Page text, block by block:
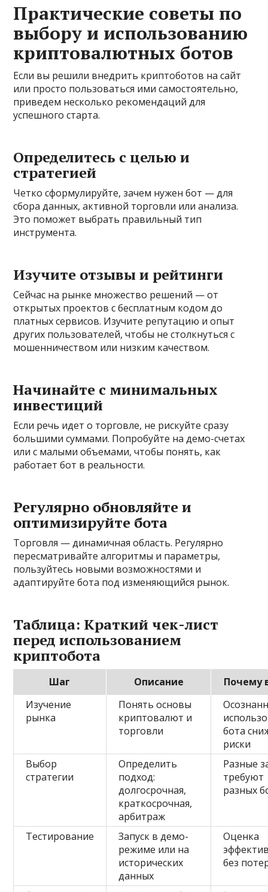
Практические советы по
выбору и использованию
криптовалютных ботов
Если вы решили внедрить криптоботов на сайт
или просто пользоваться ими самостоятельно,
приведем несколько рекомендаций для
успешного старта.
Определитесь с целью и
стратегией
Четко сформулируйте, зачем нужен бот — для
сбора данных, активной торговли или анализа.
Это поможет выбрать правильный тип
инструмента.
Изучите отзывы и рейтинги
Сейчас на рынке множество решений — от
открытых проектов с бесплатным кодом до
платных сервисов. Изучите репутацию и опыт
других пользователей, чтобы не столкнуться с
мошенничеством или низким качеством.
Начинайте с минимальных
инвестиций
Если речь идет о торговле, не рискуйте сразу
большими суммами. Попробуйте на демо-счетах
или с малыми объемами, чтобы понять, как
работает бот в реальности.
Регулярно обновляйте и
оптимизируйте бота
Торговля — динамичная область. Регулярно
пересматривайте алгоритмы и параметры,
пользуйтесь новыми возможностями и
адаптируйте бота под изменяющийся рынок.
Таблица: Краткий чек-лист
перед использованием
криптобота
Шаг Описание
Почему
Изучение
рынка
Понять основы
криптовалют и
торговли
бота
риски
Выбор
стратегии
Определить
подход:
долгосрочная,
краткосрочная,
арбитраж
Разные
требуют
разных
Тестирование
Запуск в демо-
режиме или на
исторических
данных
Оценка
без